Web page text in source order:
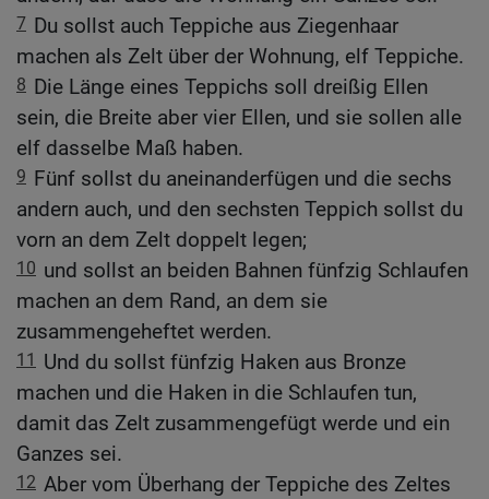
7 Du sollst auch Teppiche aus Ziegenhaar
machen als Zelt über der Wohnung, elf Teppiche.
8 Die Länge eines Teppichs soll dreißig Ellen
sein, die Breite aber vier Ellen, und sie sollen alle
elf dasselbe Maß haben.
9 Fünf sollst du aneinanderfügen und die sechs
andern auch, und den sechsten Teppich sollst du
vorn an dem Zelt doppelt legen;
10 und sollst an beiden Bahnen fünfzig Schlaufen
machen an dem Rand, an dem sie
zusammengeheftet werden.
11
Und du sollst fünfzig Haken aus Bronze
machen und die Haken in die Schlaufen tun,
damit das Zelt zusammengefügt werde und ein
Ganzes sei.
12 Aber vom Überhang der Teppiche des Zeltes